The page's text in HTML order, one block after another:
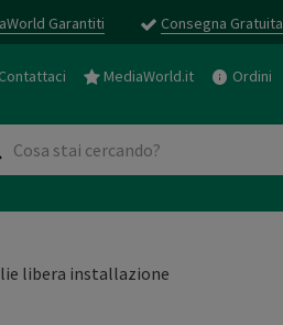
Garantiti Consegna Gratuita
Contattaci MediaWorld.it Ordini
libera installazione